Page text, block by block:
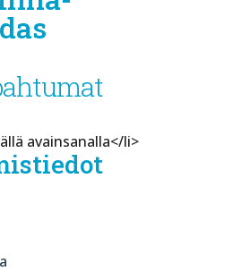
avainsanalla</li>